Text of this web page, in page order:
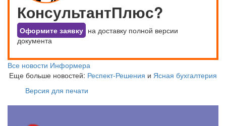
КонсультантПлюс?
Оформите заявку на доставку полной версии
документа
Все новости Информера
Еще больше новостей: Респект-Решения и Ясная бухгалтерия
Версия для печати